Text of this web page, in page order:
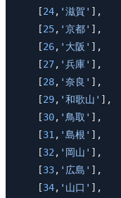
    [
24, '滋賀' ],
    [
25, '京都' ],
    [
26, '大阪' ],
    [
27, '兵庫' ],
    [
28, '奈良' ],
    [
29, '和歌山' ],
    [
30, '鳥取' ],
    [
31 , '島根' ],
    [
32 , '岡山' ],
    [
33, '広島' ],
    [
34, '山口' ],